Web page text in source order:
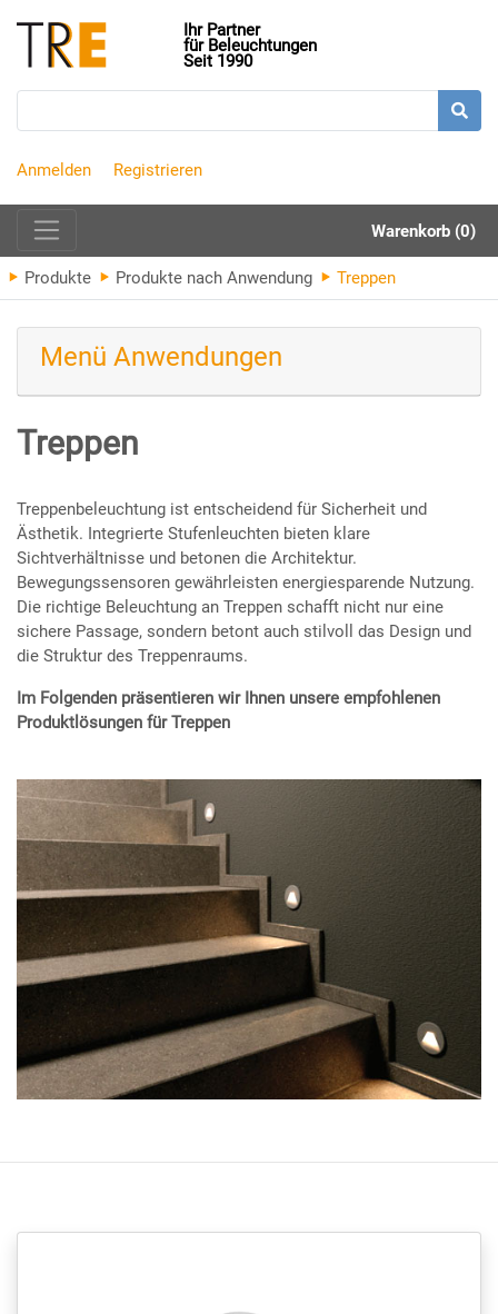
Ihr Partner
für Beleuchtungen
Seit 1990
Anmelden Registrieren
Warenkorb (0)
Produkte Produkte nach Anwendung Treppen
Menü Anwendungen
Treppen
Treppenbeleuchtung ist entscheidend für Sicherheit und
Ästhetik. Integrierte Stufenleuchten bieten klare
Sichtverhältnisse und betonen die Architektur.
Bewegungssensoren gewährleisten energiesparende Nutzung.
Die richtige Beleuchtung an Treppen schafft nicht nur eine
sichere Passage, sondern betont auch stilvoll das Design und
die Struktur des Treppenraums.
Im Folgenden präsentieren wir Ihnen unsere empfohlenen
Produktlösungen für Treppen